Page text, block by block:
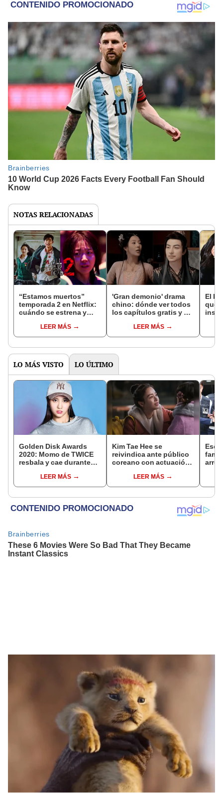
NOTAS RELACIONADAS
“Estamos muertos”
temporada 2 en Netflix:
cuándo se estrena y
temporadaLEER MÁS
'Gran demonio' drama
chino: dónde ver todos
los capítulos gratis y en
LEER MÁS
El k-
que
LO MÁS VISTO LO ÚLTIMO
Golden Disk Awards
2020: Momo de TWICE
resbala y cae durante
LEER MÁS
Kim Tae Hee se
reivindica ante público
coreano con actuación
Mama’LEER MÁS